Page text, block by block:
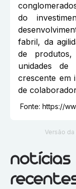
do
fabril, da
de
unidades
crescente em
de
Fonte: https://
Versão da
notícias